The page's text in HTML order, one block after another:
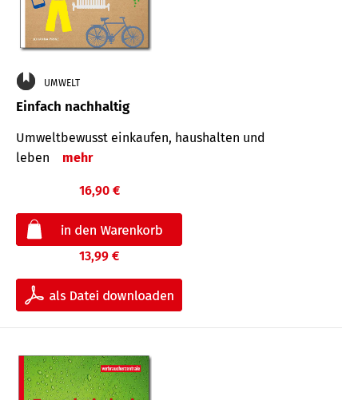
UMWELT
Einfach nachhaltig
Umweltbewusst einkaufen, haushalten und
leben
mehr
16,90 €
13,99 €